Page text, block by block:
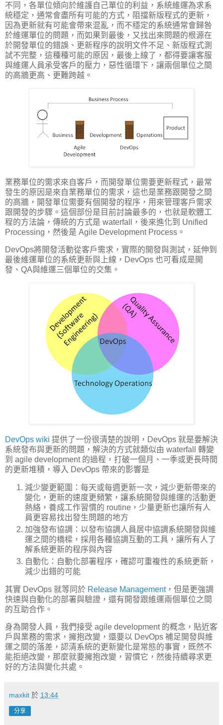
不同，各單位傾向於維護自己單位的利益，系統維運為求系
統穩定，通常會盡所有可能的方式，阻擋新版程式的更新，
因為更新就有可能會帶來混亂，而不穩定的系統通常會歸咎
於維運單位的問題，而如果到最後，又找出來問題的根源在
於開發單位的錯誤、更新程序的說明文件不足、新版程式測
試不完整，這種種可能的原因，最後上線了，都得要讓客服
與維運人員承受客戶的壓力，惡性循環下，讓兩個單位之間
的高牆更高、更難跨越。
業務單位的需求來自客戶，而開發單位需要更新程式，最常
發生的原因是來自業務單位的需求，這也是業務跟開發之間
的高牆，開發單位需要有個開發的程序，用來管理客戶需求
跟開發的步驟。這個部份是目前討論最多的，也就是軟體工
程的方法論，傳統的方式是 waterfall，後來進化到 Unified
Processing，然後是 Agile Development Process。
DevOps將開發活動從客戶需求，實際的開發與測試，延伸到
最後維運單位的系統更新與上線，DevOps 也可看成是開
發、QA與維運三個單位的交集。
DevOps wiki 提供了一份很清楚的說明，DevOps 就是要解決
系統發布與更新的問題，解決的方式就類似由 waterfall 轉變
到 agile development 的過程，打破一個月、一季或更長時間
的更新堆積，導入 DevOps 帶來的影響是
減少變更範圍：每天或每週更新一次，減少更新帶來的
變化，更新的速度更頻繁，讓系統開發與維運的活動更
熱絡，養成工作習慣的 routine，少量更新也讓所有人
員更容易找出發生問題的地方
加強發布協調：以發布協調人員居中協調系統開發與維
運之間的橋樑，採用各種協調互動的工具，讓所有人了
解系統更新的程序與內容
自動化：自動化部署程序，確認可重複性的系統更新，
減少出錯的可能
其實 DevOps 就等同於 Release Management，但是更強調
快速與自動化的部署與驗證，還有開發跟維運兩個單位之間
的互助合作。
身為開發人員，我們接受 agile development 的概念，貼近客
戶與業務的需求，擁抱改變，還要以 DevOps 補足開發與維
運之間的落差，認清系統的更新變化是常態的事實，既然不
能拒絕改變，那麼就要擁抱改變，習慣它，然後持續尋求更
好的方法與變化共處。
maxkit 於 13:44
分享